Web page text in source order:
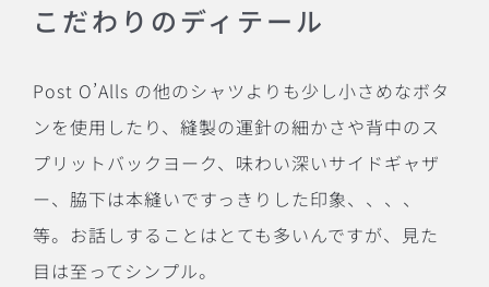
こだわりのディテール
Post O’Alls の他のシャツよりも少し小さめなボタ
ンを使用したり、縫製の運針の細かさや背中のス
プリットバックヨーク、味わい深いサイドギャザ
ー、脇下は本縫いですっきりした印象、、、、
等。お話しすることはとても多いんですが、見た
目は至ってシンプル。